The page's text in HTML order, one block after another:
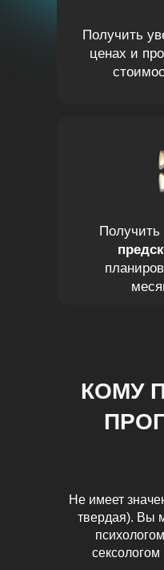
Получить
ценах и
Получить
КОМУ
Не имеет
твердая). Вы